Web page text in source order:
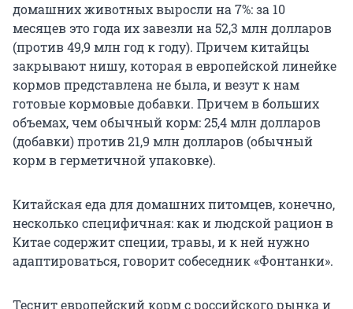
домашних животных выросли на 7%: за 10
месяцев это года их завезли на 52,3 млн долларов
(против 49,9 млн год к году). Причем китайцы
закрывают нишу, которая в европейской линейке
кормов представлена не была, и везут к нам
готовые кормовые добавки. Причем в больших
объемах, чем обычный корм: 25,4 млн долларов
(добавки) против 21,9 млн долларов (обычный
корм в герметичной упаковке).
Китайская еда для домашних питомцев, конечно,
несколько специфичная: как и людской рацион в
Китае содержит специи, травы, и к ней нужно
адаптироваться, говорит собеседник «Фонтанки».
Теснит европейский корм с российского рынка и